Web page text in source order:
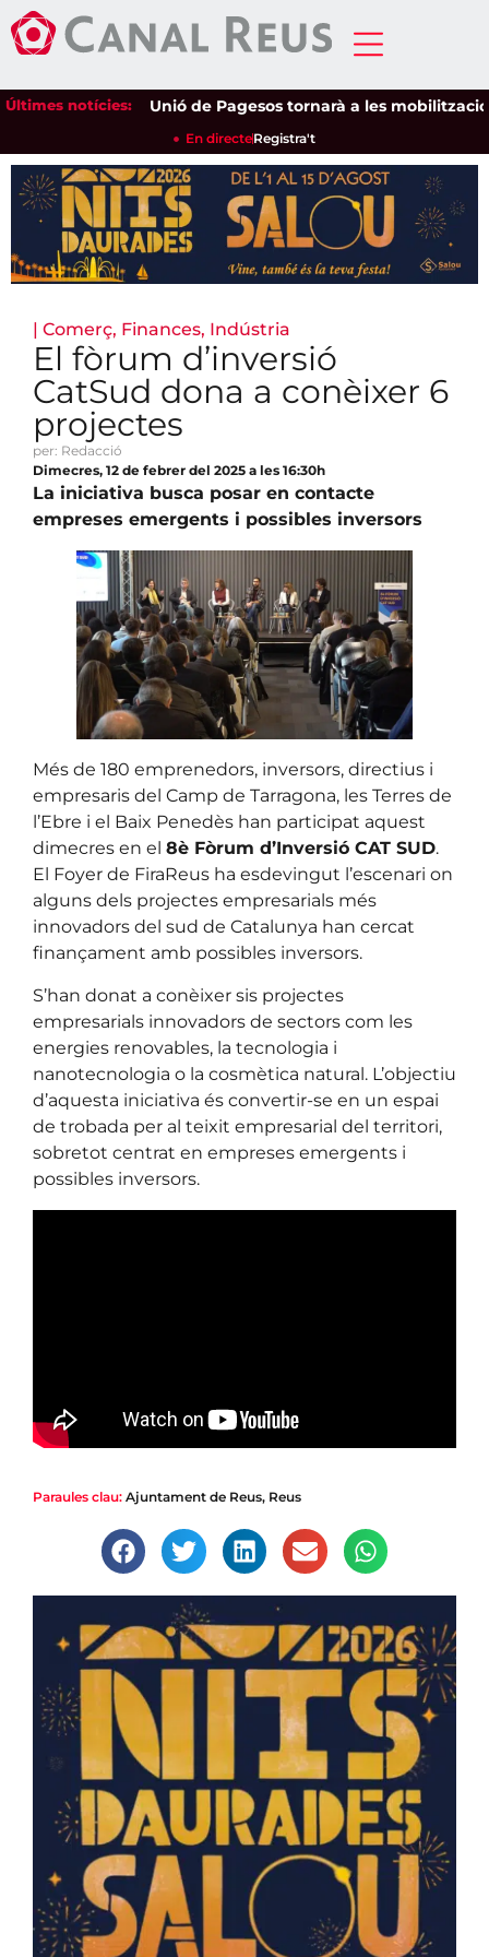
Últimes notícies:Unió de Pagesos tornarà a les
En directeRegistra't
| Comerç, Finances, Indústria
El fòrum d’inversió
CatSud dona a conèixer 6
projectes
per: Redacció
Dimecres, 12 de febrer del 2025 a les 16:30h
La iniciativa busca posar en contacte
empreses emergents i possibles inversors
Més de 180 emprenedors, inversors, directius i
empresaris del Camp de Tarragona, les Terres de
l’Ebre i el Baix Penedès han participat aquest
dimecres en el 8è Fòrum d’Inversió CAT SUD.
El Foyer de FiraReus ha esdevingut l’escenari on
alguns dels projectes empresarials més
innovadors del sud de Catalunya han cercat
finançament amb possibles inversors.
S’han donat a conèixer sis projectes
empresarials innovadors de sectors com les
energies renovables, la tecnologia i
nanotecnologia o la cosmètica natural. L’objectiu
d’aquesta iniciativa és convertir-se en un espai
de trobada per al teixit empresarial del territori,
sobretot centrat en empreses emergents i
possibles inversors.
Paraules clau: Ajuntament de Reus, Reus